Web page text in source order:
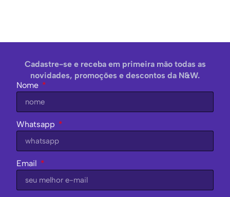
Cadastre-se e receba em primeira mão todas as
novidades, promoções e descontos da N&W.
Nome
Whatsapp
Email